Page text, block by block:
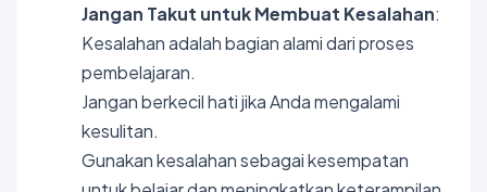
Jangan Takut untuk Membuat Kesalahan:
Kesalahan adalah bagian alami dari proses
pembelajaran.
Jangan berkecil hati jika Anda mengalami
kesulitan.
Gunakan kesalahan sebagai kesempatan